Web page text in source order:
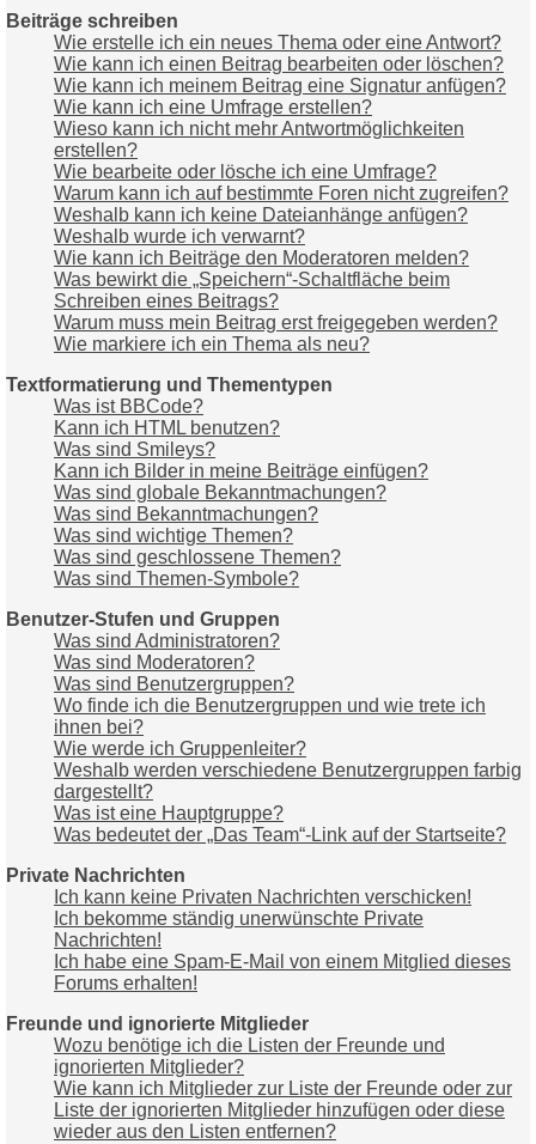
Beiträge schreiben
Wie erstelle ich ein neues Thema oder eine Antwort?
Wie kann ich einen Beitrag bearbeiten oder löschen?
Wie kann ich meinem Beitrag eine Signatur anfügen?
Wie kann ich eine Umfrage erstellen?
Wieso kann ich nicht mehr Antwortmöglichkeiten
erstellen?
Wie bearbeite oder lösche ich eine Umfrage?
Warum kann ich auf bestimmte Foren nicht zugreifen?
Weshalb kann ich keine Dateianhänge anfügen?
Weshalb wurde ich verwarnt?
Wie kann ich Beiträge den Moderatoren melden?
Was bewirkt die „Speichern“-Schaltfläche beim
Schreiben eines Beitrags?
Warum muss mein Beitrag erst freigegeben werden?
Wie markiere ich ein Thema als neu?
Textformatierung und Thementypen
Was ist BBCode?
Kann ich HTML benutzen?
Was sind Smileys?
Kann ich Bilder in meine Beiträge einfügen?
Was sind globale Bekanntmachungen?
Was sind Bekanntmachungen?
Was sind wichtige Themen?
Was sind geschlossene Themen?
Was sind Themen-Symbole?
Benutzer-Stufen und Gruppen
Was sind Administratoren?
Was sind Moderatoren?
Was sind Benutzergruppen?
Wo finde ich die Benutzergruppen und wie trete ich
ihnen bei?
Wie werde ich Gruppenleiter?
Weshalb werden verschiedene Benutzergruppen farbig
dargestellt?
Was ist eine Hauptgruppe?
Was bedeutet der „Das Team“-Link auf der Startseite?
Private Nachrichten
Ich kann keine Privaten Nachrichten verschicken!
Ich bekomme ständig unerwünschte Private
Nachrichten!
Ich habe eine Spam-E-Mail von einem Mitglied dieses
Forums erhalten!
Freunde und ignorierte Mitglieder
Wozu benötige ich die Listen der Freunde und
ignorierten Mitglieder?
Wie kann ich Mitglieder zur Liste der Freunde oder zur
Liste der ignorierten Mitglieder hinzufügen oder diese
wieder aus den Listen entfernen?